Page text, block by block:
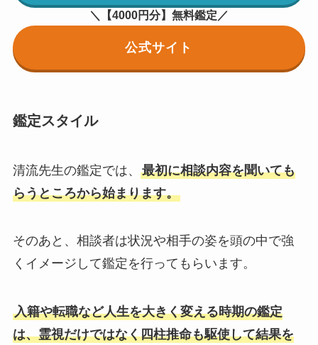
＼【4000円分】無料鑑定／
公式サイト
鑑定スタイル
清流先生の鑑定では、 最初に相談内容を聞いても
らうところから始まります。
そのあと、相談者は状況や相手の姿を頭の中で強
くイメージして鑑定を行ってもらいます。
入籍や転職など人生を大きく変える時期の鑑定
は、霊視だけではなく四柱推命も駆使して結果を